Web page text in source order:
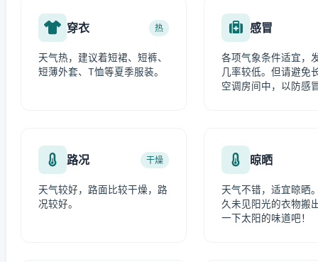
穿衣 热
天气热，建议着短裙、短裤、
短薄外套、T恤等夏季服装。
感冒
各项气象条件适宜，
几率较低。但请避免
空调房间中，以防感
路况 干燥
天气较好，路面比较干燥，路
况较好。
晾晒
天气不错，适宜晾晒
久未见阳光的衣物搬
一下太阳的味道吧！